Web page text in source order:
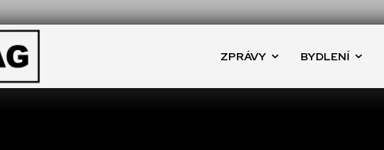
ZPRÁVY BYDLENÍ